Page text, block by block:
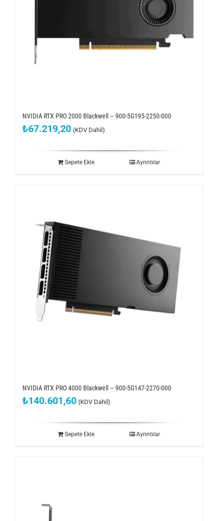
NVIDIA RTX PRO 2000 Blackwell – 900-5G195-2250-000
₺67.219,20 (KDV Dahil)
Sepete Ekle Ayrıntılar
NVIDIA RTX PRO 4000 Blackwell – 900-5G147-2270-000
₺140.601,60 (KDV Dahil)
Sepete Ekle Ayrıntılar